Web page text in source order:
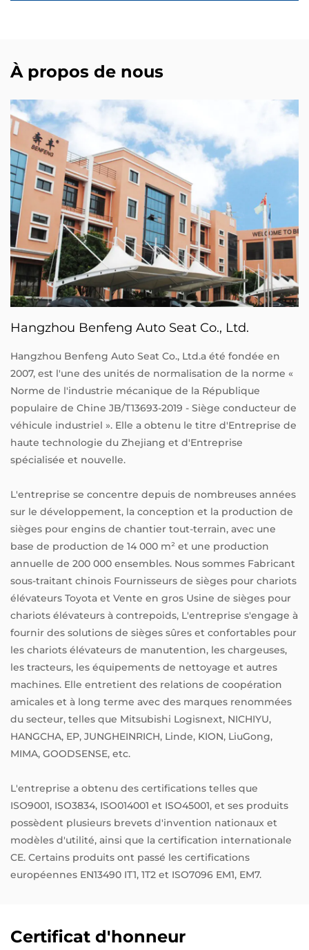
À propos de nous
Hangzhou Benfeng Auto Seat Co., Ltd.
Hangzhou Benfeng Auto Seat Co., Ltd.a été fondée en
2007, est l'une des unités de normalisation de la norme «
Norme de l'industrie mécanique de la République
populaire de Chine JB/T13693-2019 - Siège conducteur de
véhicule industriel ». Elle a obtenu le titre d'Entreprise de
haute technologie du Zhejiang et d'Entreprise
spécialisée et nouvelle.
L'entreprise se concentre depuis de nombreuses années
sur le développement, la conception et la production de
sièges pour engins de chantier tout-terrain, avec une
base de production de 14 000 m² et une production
annuelle de 200 000 ensembles. Nous sommes Fabricant
sous-traitant chinois Fournisseurs de sièges pour chariots
élévateurs Toyota et Vente en gros Usine de sièges pour
chariots élévateurs à contrepoids, L'entreprise s'engage à
fournir des solutions de sièges sûres et confortables pour
les chariots élévateurs de manutention, les chargeuses,
les tracteurs, les équipements de nettoyage et autres
machines. Elle entretient des relations de coopération
amicales et à long terme avec des marques renommées
du secteur, telles que Mitsubishi Logisnext, NICHIYU,
HANGCHA, EP, JUNGHEINRICH, Linde, KION, LiuGong,
MIMA, GOODSENSE, etc.
L'entreprise a obtenu des certifications telles que
ISO9001, ISO3834, ISO014001 et ISO45001, et ses produits
possèdent plusieurs brevets d'invention nationaux et
modèles d'utilité, ainsi que la certification internationale
CE. Certains produits ont passé les certifications
européennes EN13490 IT1, 1T2 et ISO7096 EM1, EM7.
Certificat d'honneur